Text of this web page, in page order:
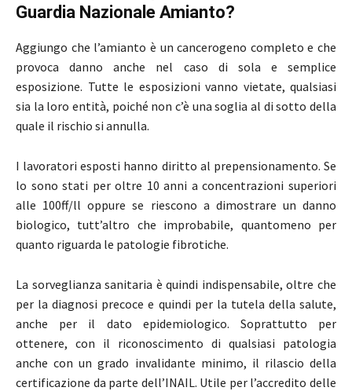
Guardia Nazionale Amianto?
Aggiungo che l’amianto è un cancerogeno completo e che
provoca danno anche nel caso di sola e semplice
esposizione. Tutte le esposizioni vanno vietate, qualsiasi
sia la loro entità, poiché non c’è una soglia al di sotto della
quale il rischio si annulla.
I lavoratori esposti hanno diritto al prepensionamento. Se
lo sono stati per oltre 10 anni a concentrazioni superiori
alle 100ff/ll oppure se riescono a dimostrare un danno
biologico, tutt’altro che improbabile, quantomeno per
quanto riguarda le patologie fibrotiche.
La sorveglianza sanitaria è quindi indispensabile, oltre che
per la diagnosi precoce e quindi per la tutela della salute,
anche per il dato epidemiologico. Soprattutto per
ottenere, con il riconoscimento di qualsiasi patologia
anche con un grado invalidante minimo, il rilascio della
certificazione da parte dell’INAIL. Utile per l’accredito delle